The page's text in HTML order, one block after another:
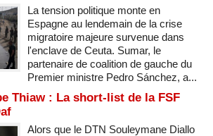
La tension politique monte en
Espagne au lendemain de la crise
migratoire majeure survenue dans
l'enclave de Ceuta. Sumar, le
partenaire de coalition de gauche du
Premier ministre Pedro Sánchez, a...
Thiaw : La short-list de la FSF
Alors que le DTN Souleymane Diallo